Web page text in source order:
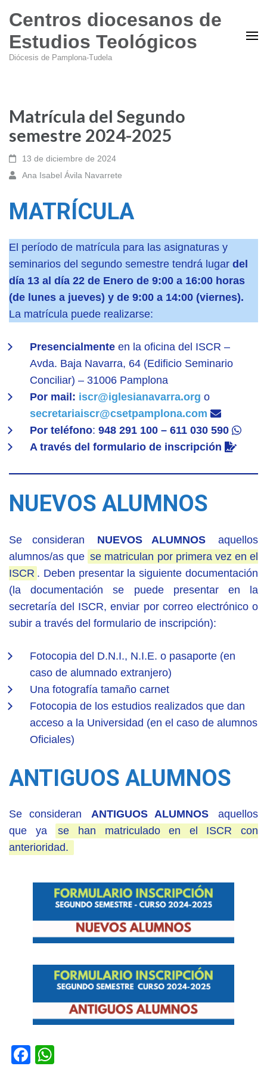
Centros diocesanos de
Estudios Teológicos
Diócesis de Pamplona-Tudela
Matrícula del Segundo
semestre 2024-2025
13 de diciembre de 2024
Ana Isabel Ávila Navarrete
MATRÍCULA
El período de matrícula para las asignaturas y
seminarios del segundo semestre tendrá lugar del
día 13 al día 22 de Enero de 9:00 a 16:00 horas
(de lunes a jueves) y de 9:00 a 14:00 (viernes).
La matrícula puede realizarse:
Presencialmente en la oficina del ISCR –
Avda. Baja Navarra, 64 (Edificio Seminario
Conciliar) – 31006 Pamplona
Por mail: iscr@iglesianavarra.org o
secretariaiscr@csetpamplona.com
Por teléfono: 948 291 100 – 611 030 590
A través del formulario de inscripción
NUEVOS ALUMNOS
Se consideran NUEVOS ALUMNOS
aquellos
alumnos/as que se matriculan por primera vez en el
ISCR . Deben presentar la siguiente documentación
(la documentación se puede presentar en la
secretaría del ISCR, enviar por correo electrónico o
subir a través del formulario de inscripción):
Fotocopia del D.N.I., N.I.E. o pasaporte (en
caso de alumnado extranjero)
Una fotografía tamaño carnet
Fotocopia de los estudios realizados que dan
acceso a la Universidad (en el caso de alumnos
Oficiales)
ANTIGUOS ALUMNOS
Se consideran ANTIGUOS ALUMNOS
aquellos
que ya
se han matriculado en el ISCR con
anterioridad.
Facebook